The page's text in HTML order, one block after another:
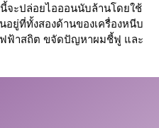
จะปล่อยไอออนนับล้านโดยใช้
ยู่ที่ทั้งสองด้านของเครื่องหนีบ
ฟ้าสถิต ขจัดปัญหาผมชี้ฟู และ